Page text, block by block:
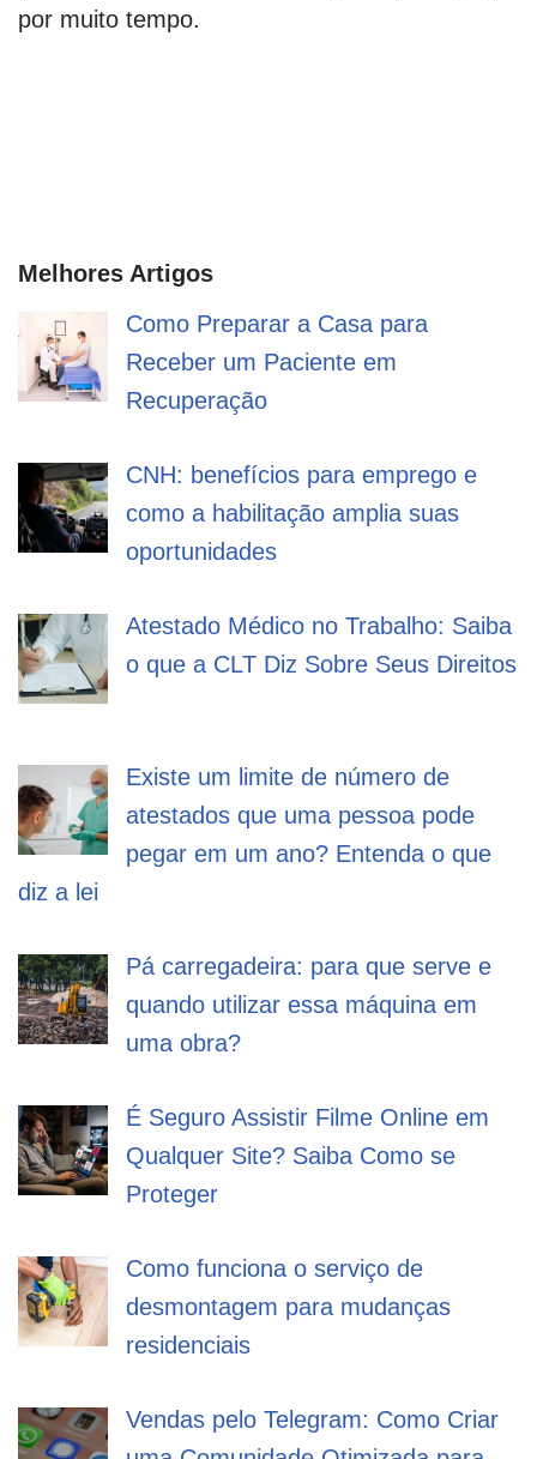
por muito tempo.
Melhores Artigos
Como Preparar a Casa para
Receber um Paciente em
Recuperação
CNH: benefícios para emprego e
como a habilitação amplia suas
oportunidades
Atestado Médico no Trabalho: Saiba
o que a CLT Diz Sobre Seus Direitos
Existe um limite de número de
atestados que uma pessoa pode
pegar em um ano? Entenda o que
diz a lei
Pá carregadeira: para que serve e
quando utilizar essa máquina em
uma obra?
É Seguro Assistir Filme Online em
Qualquer Site? Saiba Como se
Proteger
Como funciona o serviço de
desmontagem para mudanças
residenciais
Vendas pelo Telegram: Como Criar